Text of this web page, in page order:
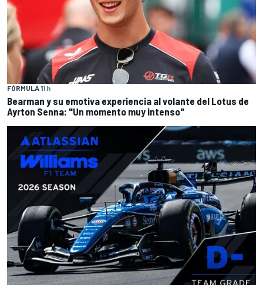
FÓRMULA 11 h
Bearman y su emotiva experiencia al volante del Lotus de
Ayrton Senna: "Un momento muy intenso"